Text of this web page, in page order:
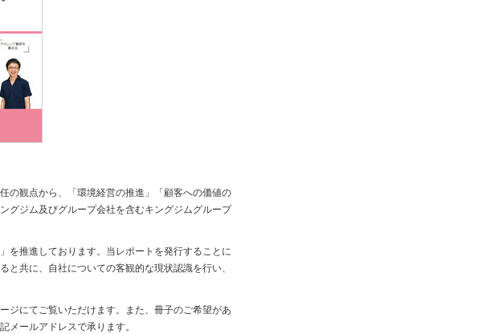
観点から、「環境経営の推進」「顧客への価値の
グジム及びグループ会社を含むキングジムグループ
を推進しております。当レポートを発行することに
共に、自社についての客観的な現状認識を行い、
ジにてご覧いただけます。また、冊子のご希望があ
メールアドレスで承ります。